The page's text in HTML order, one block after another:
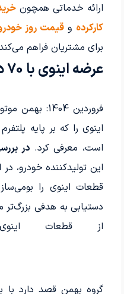
ارائه خدماتی همچون
کارکرده وقیمت روز
برای مشتریان فراهم
عرضه اینوی با 70 درصد داخلی‌سازی
فروردین
اینوی را که بر پایه
است، معرفی کرد.در
قطعات اینوی را
از قطعات
گروه بهمن قصد دارد با